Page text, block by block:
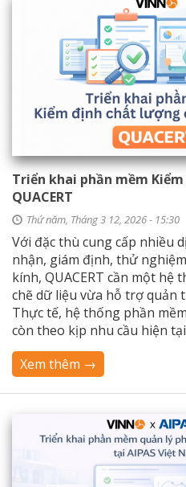
Triển khai phần mềm
QUACERT
Thứ năm, Tháng 3 12, 2026 - 15:30
Với đặc thù cung cấp nhiều
nhận, giám định, thử
kính, QUACERT cần một hệ
chẽ dữ liệu vừa hỗ trợ quản
Thực tế, hệ thống phần
còn theo kịp nhu cầu hiện
Xem thêm →